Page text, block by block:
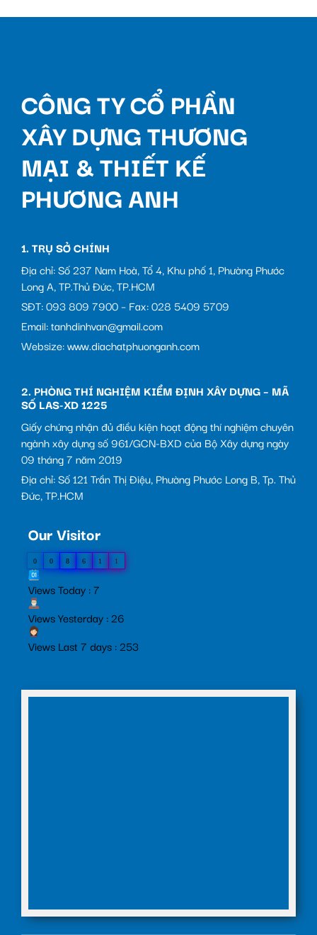
CÔNG TY CỔ PHẦN
XÂY DỰNG THƯƠNG
MẠI & THIẾT KẾ
PHƯƠNG ANH
1. TRỤ SỞ CHÍNH
Địa chỉ: Số 237 Nam Hoà, Tổ 4, Khu phố 1, Phường Phước
Long A, TP.Thủ Đức, TP.HCM
SĐT: 093 809 7900 – Fax: 028 5409 5709
Email: tanhdinhvan@gmail.com
Websize: www.diachatphuonganh.com
2. PHÒNG THÍ NGHIỆM KIỂM ĐỊNH XÂY DỰNG – MÃ
SỐ LAS-XD 1225
Giấy chứng nhận đủ điều kiện hoạt động thí nghiệm chuyên
ngành xây dựng số 961/GCN-BXD của Bộ Xây dựng ngày
09 tháng 7 năm 2019
Địa chỉ: Số 121 Trần Thị Điệu, Phường Phước Long B, Tp. Thủ
Đức, TP.HCM
Our Visitor
0 0 8 6 1 1
Views Today : 7
Views Yesterday : 26
Views Last 7 days : 253